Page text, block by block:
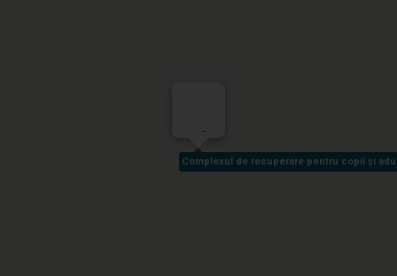
Complexul de recuperare pentru copii și
Complexul de recuperare pentru copii și
-